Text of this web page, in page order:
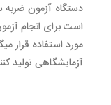
دستگاه آزمون ضربه
است برای انجام
مورد استفاده قرار
آزمایشگاهی تولید